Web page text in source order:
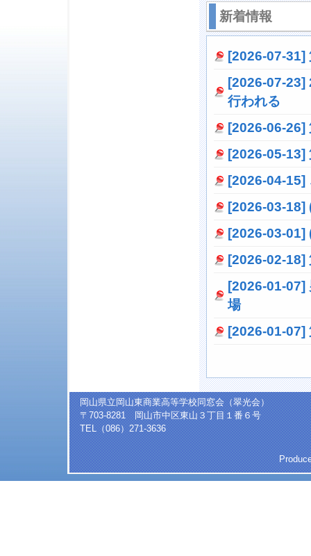
新着情報
[2026-07-31]
[2026-07-23]
行われる
[2026-06-
[2026-05-13]
[2026-04-
[2026-03-
[2026-03-
[2026-02-18]
[2026-01-07]
場
[2026-01-07]
岡山県立岡山東商業高等学校同窓会（翠光会）
〒703-8281 岡山市中区東山３丁目１番６号
TEL（086）271-3636